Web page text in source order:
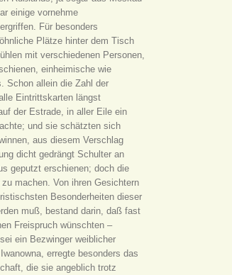
einige vornehme
Für besonders
Plätze hinter dem Tisch
mit verschiedenen Personen,
einheimische wie
Schon allein die Zahl der
Eintrittskarten längst
der Estrade, in aller Eile ein
und sie schätzten sich
aus diesem Verschlag
dicht gedrängt Schulter an
geputzt erschienen; doch die
machen. Von ihren Gesichtern
Besonderheiten dieser
muß, bestand darin, daß fast
Freispruch wünschten –
ein Bezwinger weiblicher
erregte besonders das
die sie angeblich trotz